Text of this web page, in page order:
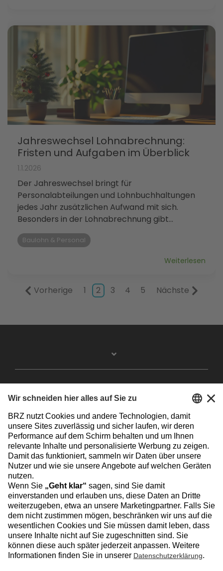
Jahreswechsel Lohnabrechnung:
Fristen und Aufgaben im Überblick
1.1.2026
Der Jahreswechsel bringt für
Personalabteilungen und Lohnbuchhaltungen
jedes Jahr zusätzlichen Aufwand mit sich.
Besonders in der Lohnabrechnung gibt...
Baulohn & Personal
Weiterlesen
Vorherige 1 2 3 4 5 Nächste
FacebookInstagramLinkedinYouTube